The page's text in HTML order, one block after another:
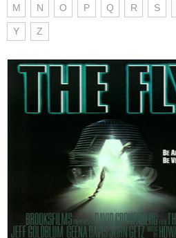
M N O P Q R S
Y Z